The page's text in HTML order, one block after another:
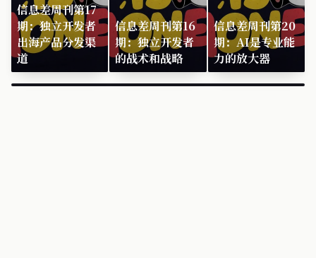
信息差周刊第17
期：独立开发者
出海产品分发渠
道
信息差周刊第16
期：独立开发者
的战术和战略
信息差周刊第20
期：AI是专业能
力的放大器